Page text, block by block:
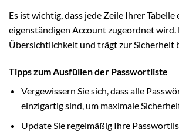
Es ist wichtig, dass jede Zeile Ihrer Tabelle
eigenständigen Account zugeordnet
Übersichtlichkeit und trägt zur Sicherheit
Tipps zum Ausfüllen der Passwortliste
Vergewissern Sie sich, dass alle
einzigartig sind, um maximale
Update Sie regelmäßig Ihre